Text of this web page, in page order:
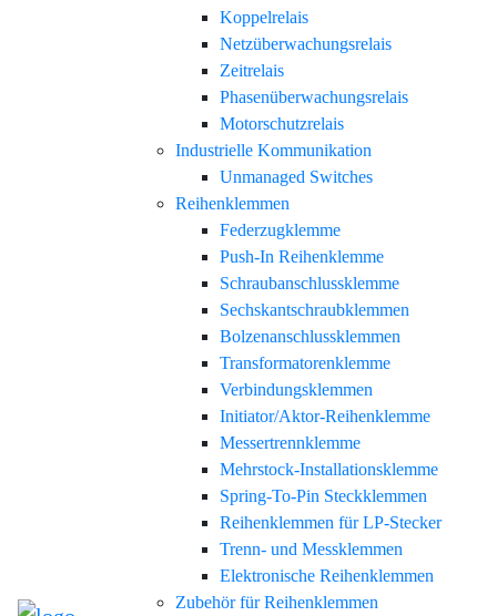
Koppelrelais
Netzüberwachungsrelais
Zeitrelais
Phasenüberwachungsrelais
Motorschutzrelais
Industrielle Kommunikation
Unmanaged Switches
Reihenklemmen
Federzugklemme
Push-In Reihenklemme
Schraubanschlussklemme
Sechskantschraubklemmen
Bolzenanschlussklemmen
Transformatorenklemme
Verbindungsklemmen
Initiator/Aktor-Reihenklemme
Messertrennklemme
Mehrstock-Installationsklemme
Spring-To-Pin Steckklemmen
Reihenklemmen für LP-Stecker
Trenn- und Messklemmen
Elektronische Reihenklemmen
Zubehör für Reihenklemmen